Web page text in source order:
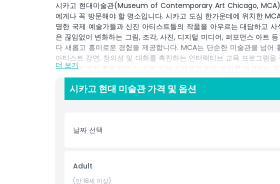
시카고 현대미술관(Museum of Contemporary Art Chicago, MCA)
에게나 꼭 방문해야 할 명소입니다. 시카고 도심 한가운데에 위치한
명한 국제 예술가들과 신진 아티스트들의 작품을 아우르는 대담하고
은 끊임없이 변화하는 그림, 조각, 사진, 디지털 미디어, 퍼포먼스 아트
다 새롭고 흥미로운 경험을 제공합니다. MCA는 단순한 미술관을 넘어
아티스트 강연, 창의성 및 대화를 촉진하는 인터랙티브 교육 프로그램
아름다운 경치 좋은 테라스, 지역 조달 식재료로 만든 요리를 제공하는
독특한 상품들로 가득한 기념품 가게가 있습니다. 열렬한 예술 애호가
카고 현대미술관은 오늘날의 창조적인 풍경을 통해 영감을 주고 혁신적
아동 성인 정책
더 보기
시카고 현대 미술관 가격 및 옵션
날짜 선택
Adult
(만 18세 이상)